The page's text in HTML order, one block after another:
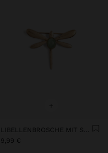
+
9,99 €